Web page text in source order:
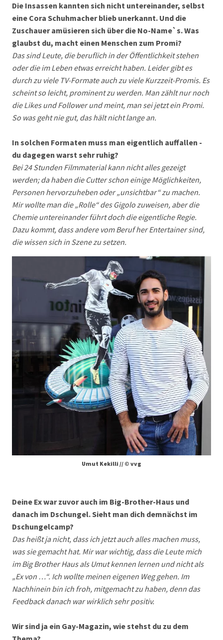
Die Insassen kannten sich nicht untereinander, selbst
eine Cora Schuhmacher blieb unerkannt. Und die
Zuschauer amüsieren sich über die No-Name`s. Was
glaubst du, macht einen Menschen zum Promi?
Das sind Leute, die beruflich in der Öffentlichkeit stehen
oder die im Leben etwas erreicht haben. Leider gibt es
durch zu viele TV-Formate auch zu viele Kurzzeit-Promis. Es
scheint so leicht, prominent zu werden. Man zählt nur noch
die Likes und Follower und meint, man sei jetzt ein Promi.
So was geht nie gut, das hält nicht lange an.
In solchen Formaten muss man eigentlich auffallen -
du dagegen warst sehr ruhig?
Bei 24 Stunden Filmmaterial kann nicht alles gezeigt
werden; da haben die Cutter schon einige Möglichkeiten,
Personen hervorzuheben oder „unsichtbar“ zu machen.
Mir wollte man die „Rolle“ des Gigolo zuweisen, aber die
Chemie untereinander führt doch die eigentliche Regie.
Dazu kommt, dass andere vom Beruf her Entertainer sind,
die wissen sich in Szene zu setzen.
Umut Kekilli // © vvg
Deine Ex war zuvor auch im Big-Brother-Haus und
danach im Dschungel. Sieht man dich demnächst im
Dschungelcamp?
Das heißt ja nicht, dass ich jetzt auch alles machen muss,
was sie gemacht hat. Mir war wichtig, dass die Leute mich
im Big Brother Haus als Umut kennen lernen und nicht als
„Ex von …“. Ich wollte meinen eigenen Weg gehen. Im
Nachhinein bin ich froh, mitgemacht zu haben, denn das
Feedback danach war wirklich sehr positiv.
Wir sind ja ein Gay-Magazin, wie stehst du zu dem